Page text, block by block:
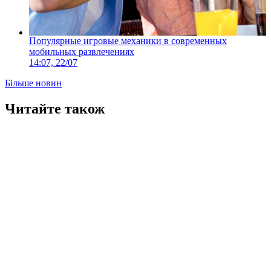
Популярные игровые механики в современных
мобильных развлечениях
14:07, 22/07
Більше новин
Читайте також